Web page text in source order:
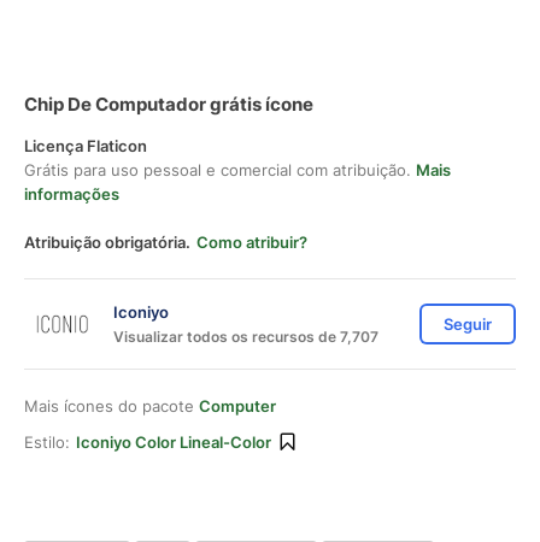
Chip De Computador grátis ícone
Licença Flaticon
Grátis para uso pessoal e comercial com atribuição. Mais
informações
Atribuição obrigatória. Como atribuir?
Iconiyo
Visualizar todos os recursos de 7,707
Seguir
Mais ícones do pacote Computer
Estilo: Iconiyo Color Lineal-Color